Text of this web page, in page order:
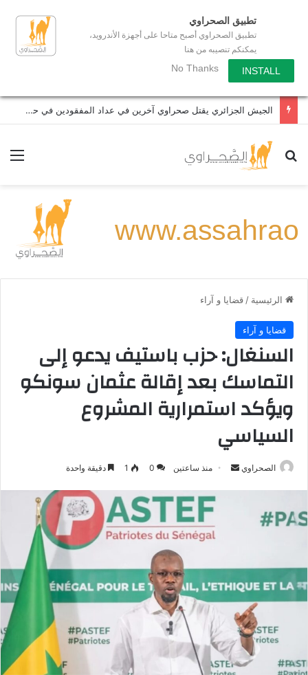
تطبيق الصحراوي
تطبيق الصحراوي أصبح متاحا على أجهزة الأندرويد،
يمكنكم تنصيبه من هنا
No Thanks INSTALL
الجيش الجزائري يقتل صحراوي آخرين في عداد المفقودين في حادث إطلاق نار
بحث عن
الرئيسية / قضايا و آراء
قضايا و آراء
السنغال: حزب باستيف يدعو إلى
التماسك بعد إقالة عثمان سونكو
ويؤكد استمرارية المشروع
السياسي
الصحراوي
أرسل
إلكترونيا
منذ ساعتين 0
1 دقيقة واحدة